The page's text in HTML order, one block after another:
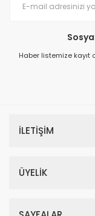
Prime ArtDECO Duvar
149,00 TL
Haber listemize
İLETİŞİM
ÜYELİK